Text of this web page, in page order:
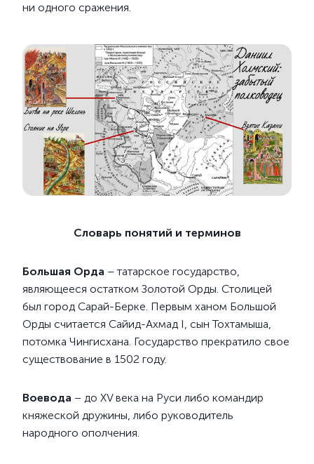
ни одного сражения.
Словарь понятий и терминов
Большая Орда – татарское государство,
являющееся остатком Золотой Орды. Столицей
был город Сарай-Берке. Первым ханом Большой
Орды считается Сайид-Ахмад I, сын Тохтамыша,
потомка Чингисхана. Государство прекратило свое
существование в 1502 году.
Воевода – до XV века на Руси либо командир
княжеской дружины, либо руководитель
народного ополчения.